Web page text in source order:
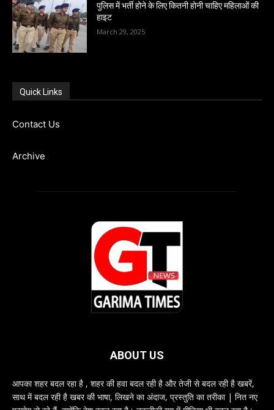
पुलिस में भर्ती होने के लिए कितनी होनी चाहिए महिलाओं की
हाइट
March 29, 2025
Quick Links
Contact Us
Archive
ABOUT US
आपका शहर बदल रहा है , शहर की हवा बदल रही है और तेजी से बदल रही है खबरें,
साथ में बदल रही है खबर की भाषा, लिखने का अंदाज, प्रस्तुति का तरीका | नित नए